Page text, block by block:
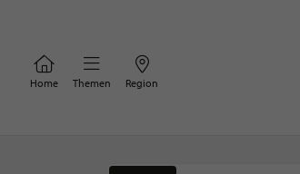
Home Themen Region